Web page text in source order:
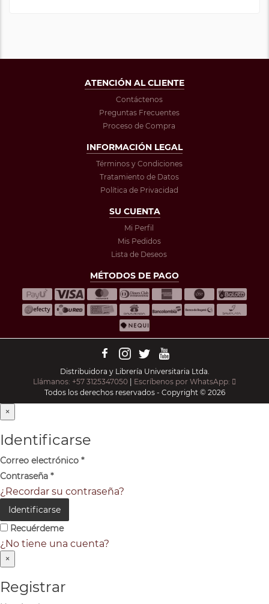
ATENCIÓN AL CLIENTE
Contáctenos
Preguntas Frecuentes
Proceso de Compra
INFORMACIÓN LEGAL
Términos y Condiciones
Tratamiento de Datos
Política de Privacidad
SU CUENTA
Mi Perfil
Mis Pedidos
Lista de Deseos
MÉTODOS DE PAGO
Distribuidora y Librería Universitaria Ltda.
Llámanos: +57 3125347050
Escríbenos por WhatsApp:
Todos los derechos reservados - Copyright © 2026
×
Identificarse
Correo electrónico *
Contraseña *
¿Recordar su contraseña?
Identificarse
Recuérdeme
¿No tiene una cuenta?
×
Registrar